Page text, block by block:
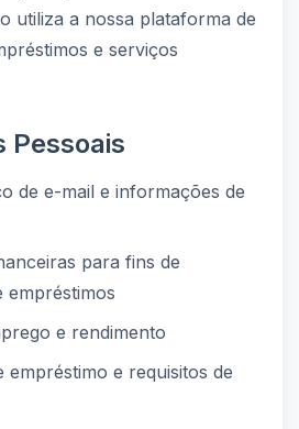
utiliza a nossa plataforma de
e serviços
Pessoais
de e-mail e informações de
para fins de
empréstimos
e rendimento
empréstimo e requisitos de